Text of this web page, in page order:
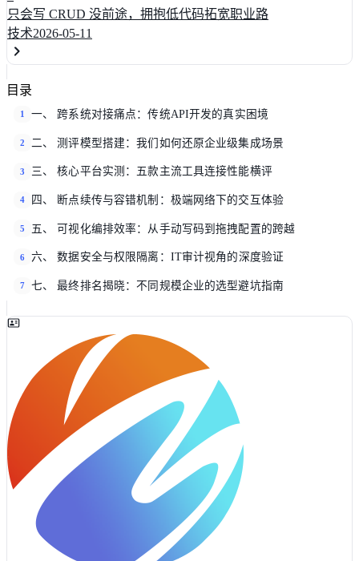
只会写 CRUD 没前途，拥抱低代码拓宽职业路
技术2026-05-11
目录
1 一、 跨系统对接痛点：传统API开发的真实困境
2 二、 测评模型搭建：我们如何还原企业级集成场景
3 三、 核心平台实测：五款主流工具连接性能横评
4 四、 断点续传与容错机制：极端网络下的交互体验
5 五、 可视化编排效率：从手动写码到拖拽配置的跨越
6 六、 数据安全与权限隔离：IT审计视角的深度验证
7 七、 最终排名揭晓：不同规模企业的选型避坑指南